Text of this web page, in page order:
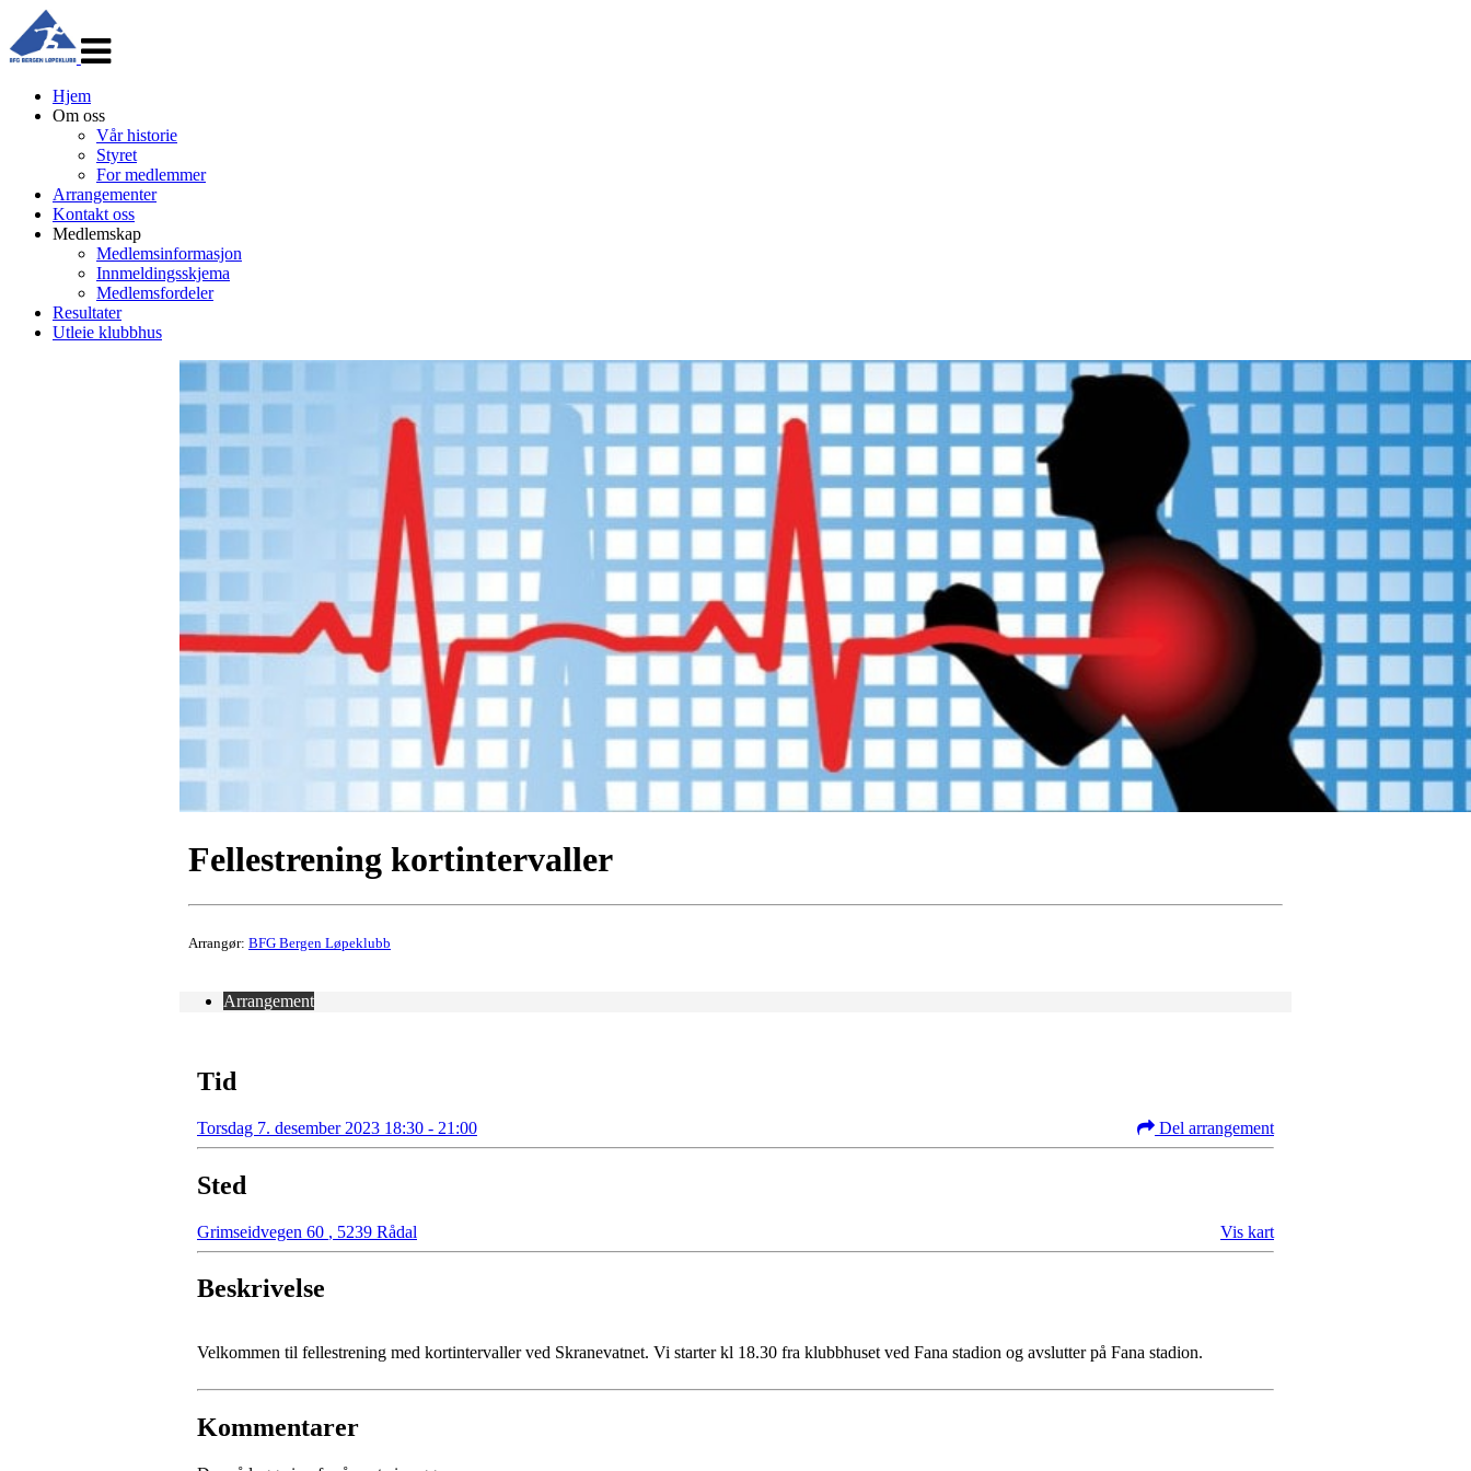
navigasjon
Hjem
Om oss
Vår historie
Styret
For medlemmer
Arrangementer
Kontakt oss
Medlemskap
Medlemsinformasjon
Innmeldingsskjema
Medlemsfordeler
Resultater
Utleie klubbhus
Fellestrening kortintervaller
Arrangør: BFG Bergen Løpeklubb
Arrangement
Tid
Torsdag 7. desember 2023 18:30 - 21:00 Del arrangement
Sted
Grimseidvegen 60 , 5239 Rådal Vis kart
Beskrivelse
Velkommen til fellestrening med kortintervaller ved Skranevatnet. Vi starter kl 18.30 fra klubbhuset ved Fana stadion og avslutter på Fana stadion.
Kommentarer